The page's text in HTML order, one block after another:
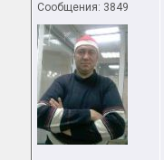
Сообщения: 3849